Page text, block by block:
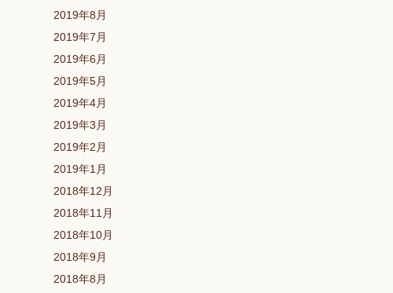
2019年8月
2019年7月
2019年6月
2019年5月
2019年4月
2019年3月
2019年2月
2019年1月
2018年12月
2018年11月
2018年10月
2018年9月
2018年8月